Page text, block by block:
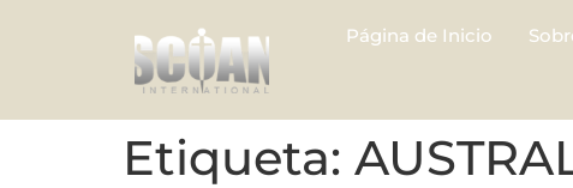
Página de Inicio
Etiqueta: